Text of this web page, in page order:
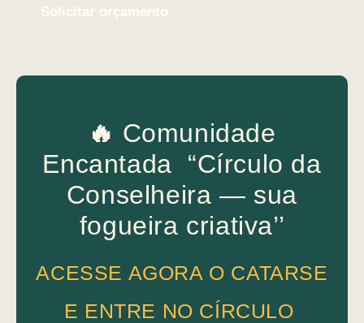
Solicitar orçamento
🔥 Comunidade
Encantada “Círculo da
Conselheira — sua
fogueira criativa’’
ACESSE AGORA O CATARSE
E ENTRE NO CÍRCULO